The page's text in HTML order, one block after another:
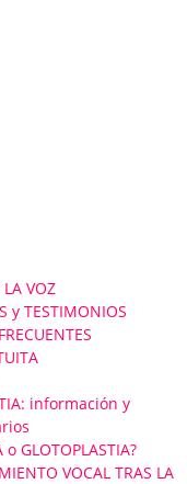
VOZ
y TESTIMONIOS
información y
GLOTOPLASTIA?
VOCAL TRAS LA